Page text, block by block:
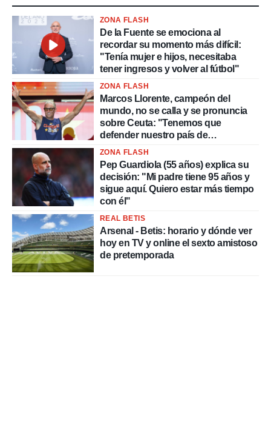
ZONA FLASH
De la Fuente se emociona al
recordar su momento más difícil:
"Tenía mujer e hijos, necesitaba
tener ingresos y volver al fútbol"
ZONA FLASH
Marcos Llorente, campeón del
mundo, no se calla y se pronuncia
sobre Ceuta: "Tenemos que
defender nuestro país de
delincuentes"
ZONA FLASH
Pep Guardiola (55 años) explica su
decisión: "Mi padre tiene 95 años y
sigue aquí. Quiero estar más tiempo
con él"
REAL BETIS
Arsenal - Betis: horario y dónde ver
hoy en TV y online el sexto amistoso
de pretemporada